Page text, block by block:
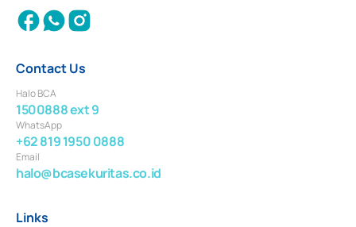
Contact Us
Halo BCA
1500888 ext 9
WhatsApp
+62 819 1950 0888
Email
halo@bcasekuritas.co.id
Links